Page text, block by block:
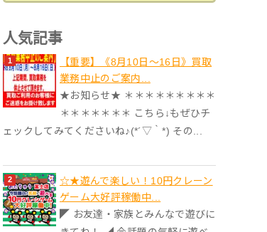
人気記事
【重要】《8月10日～16日》買取
業務中止のご案内...
★お知らせ★ ＊＊＊＊＊＊＊＊＊
＊＊＊＊＊＊＊ こちら↓もぜひチ
ェックしてみてくださいね♪(*´▽｀*) その...
☆★遊んで楽しい！10円クレーン
ゲーム大好評稼働中...
◤ お友達・家族とみんなで遊びに